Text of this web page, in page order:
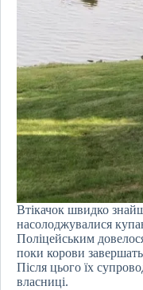
Втікачок швидко
насолоджувалися
Поліцейським
поки корови
Після цього їх
власниці.